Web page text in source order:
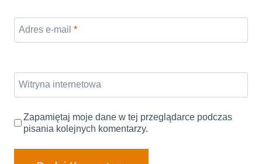
Adres e-mail *
Witryna internetowa
Zapamiętaj moje dane w tej przeglądarce podczas
pisania kolejnych komentarzy.